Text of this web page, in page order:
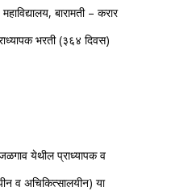
बारामती – करार
भरती (३६४ दिवस)
येथील प्राध्यापक व
व अचिकित्सालयीन) या